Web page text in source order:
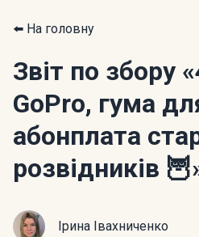
⬅️ На головну
Звіт по збору
GoPro, гума
абонплата
розвідників
Ірина Івахниченко